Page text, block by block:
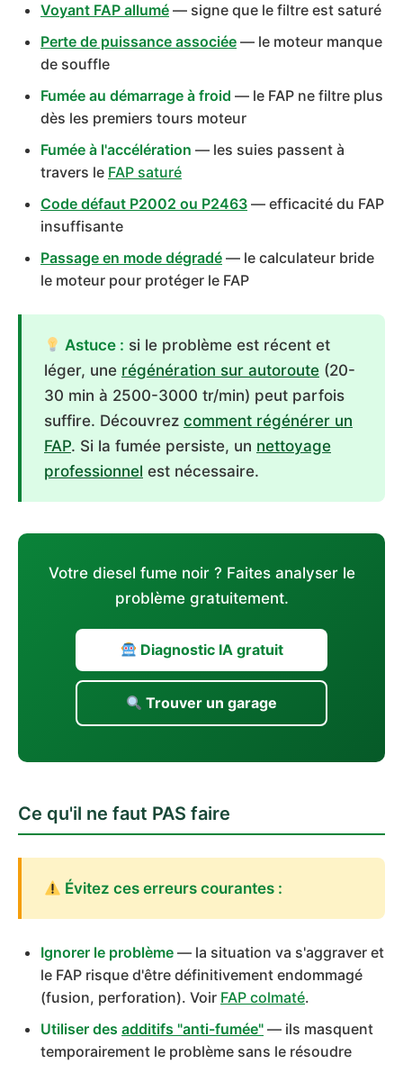
Voyant FAP allumé — signe que le filtre est saturé
Perte de puissance associée — le moteur manque
de souffle
Fumée au démarrage à froid — le FAP ne filtre plus
dès les premiers tours moteur
Fumée à l'accélération — les suies passent à
travers le FAP saturé
Code défaut P2002 ou P2463 — efficacité du FAP
insuffisante
Passage en mode dégradé — le calculateur bride
le moteur pour protéger le FAP
Astuce : si le problème est récent et
léger, une régénération sur autoroute (20-
30 min à 2500-3000 tr/min) peut parfois
suffire. Découvrez comment régénérer un
FAP. Si la fumée persiste, un nettoyage
professionnel est nécessaire.
Votre diesel fume noir ? Faites analyser le
problème gratuitement.
Diagnostic IA gratuit
Trouver un garage
Ce qu'il ne faut PAS faire
Évitez ces erreurs courantes :
Ignorer le problème — la situation va s'aggraver et
le FAP risque d'être définitivement endommagé
(fusion, perforation). Voir FAP colmaté.
Utiliser des additifs "anti-fumée" — ils masquent
temporairement le problème sans le résoudre